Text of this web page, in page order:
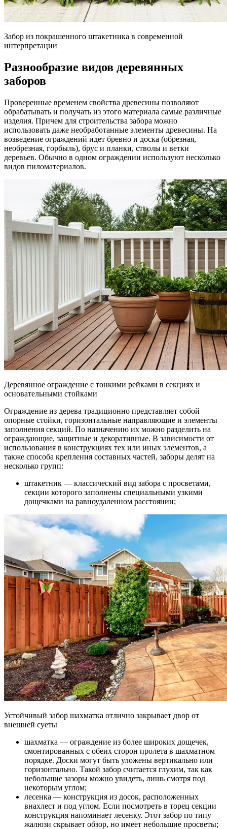
Забор из покрашенного штакетника в современной
интерпретации
Разнообразие видов деревянных
заборов
Проверенные временем свойства древесины позволяют
обрабатывать и получать из этого материала самые различные
изделия. Причем для строительства забора можно
использовать даже необработанные элементы древесины. На
возведение ограждений идет бревно и доска (обрезная,
необрезная, горбыль), брус и планки, стволы и ветки
деревьев. Обычно в одном ограждении используют несколько
видов пиломатериалов.
Деревянное ограждение с тонкими рейками в секциях и
основательными стойками
Ограждение из дерева традиционно представляет собой
опорные стойки, горизонтальные направляющие и элементы
заполнения секций. По назначению их можно разделить на
ограждающие, защитные и декоративные. В зависимости от
использования в конструкциях тех или иных элементов, а
также способа крепления составных частей, заборы делят на
несколько групп:
штакетник — классический вид забора с просветами,
секции которого заполнены специальными узкими
дощечками на равноудаленном расстоянии;
Устойчивый забор шахматка отлично закрывает двор от
внешней суеты
шахматка — ограждение из более широких дощечек,
смонтированных с обеих сторон пролета в шахматном
порядке. Доски могут быть уложены вертикально или
горизонтально. Такой забор считается глухим, так как
небольшие зазоры можно увидеть, лишь смотря под
некоторым углом;
лесенка — конструкция из досок, расположенных
внахлест и под углом. Если посмотреть в торец секции
конструкция напоминает лесенку. Этот забор по типу
жалюзи скрывает обзор, но имеет небольшие просветы;